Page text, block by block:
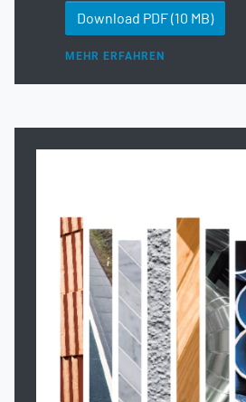
Download PDF(10 MB)
MEHR ERFAHREN